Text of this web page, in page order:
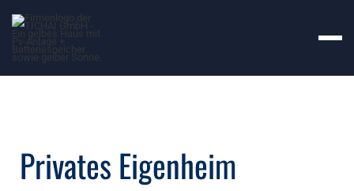
Privates Eigenheim